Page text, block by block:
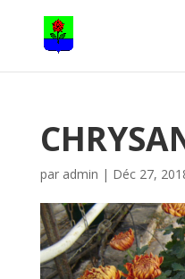
par admin | Déc 27,